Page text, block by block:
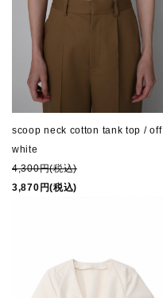
NEWS
note
scoop neck cotton tank top / off
white
4,300円(税込)
3,870円(税込)